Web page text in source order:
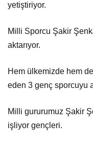
yetiştiriyor.
Milli Sporcu Şakir
aktarıyor.
Hem ülkemizde hem
eden 3 genç sporcuyu
Milli gururumuz Şakir
işliyor gençleri.